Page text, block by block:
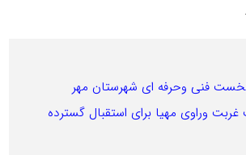
نخست فنی وحرفه ای شهرستان مهر
وراوی مهیا برای استقبال گسترده